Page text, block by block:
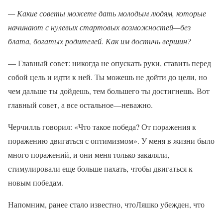
— Какие советы можете дать молодым людям, которые
начинают с нулевых стартовых возможностей—без
блата, богатых родителей. Как им достичь вершин?
— Главный совет: никогда не опускать руки, ставить перед
собой цель и идти к ней. Ты можешь не дойти до цели, но
чем дальше ты дойдешь, тем большего ты достигнешь. Вот
главный совет, а все остальное—неважно.
Черчилль говорил: «Что такое победа? От поражения к
поражению двигаться с оптимизмом». У меня в жизни было
много поражений, и они меня только закаляли,
стимулировали еще больше пахать, чтобы двигаться к
новым победам.
Напомним, ранее стало известно, чтоЛяшко убежден, что